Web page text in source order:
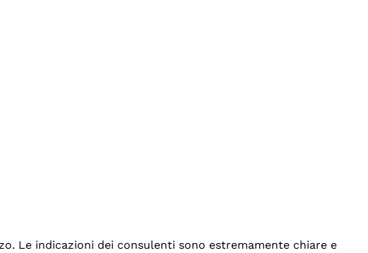
Le indicazioni dei consulenti sono estremamente chiare e